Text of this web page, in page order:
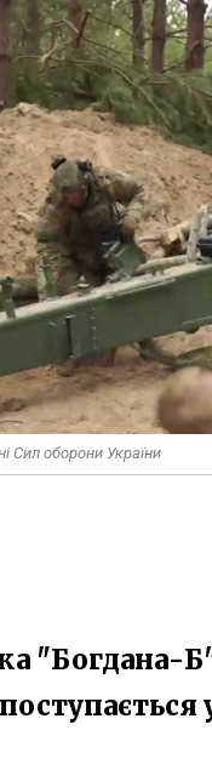
Сил оборони України
"Богдана-